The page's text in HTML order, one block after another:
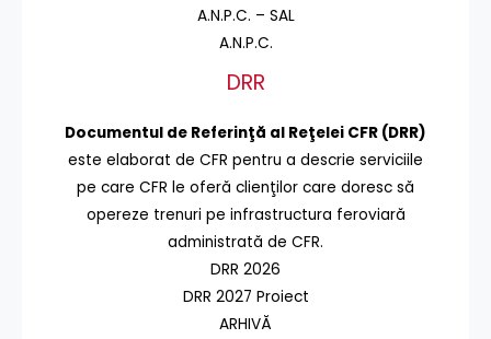
A.N.P.C. – SAL
A.N.P.C.
DRR
Documentul de Referinţă al Reţelei CFR (DRR)
este elaborat de CFR pentru a descrie serviciile
pe care CFR le oferă clienţilor care doresc să
opereze trenuri pe infrastructura feroviară
administrată de CFR.
DRR 2026
DRR 2027 Proiect
ARHIVĂ